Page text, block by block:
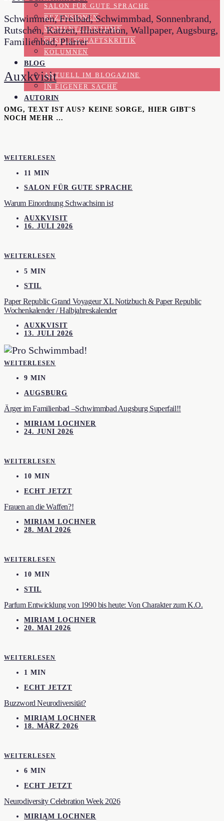
SALON FÜR GUTE SPRACHE
REZENSIONEN
MOMENTAUFNAHME
GESELLSCHAFTSKRITIK
KOLUMNEN
BLOG
AKTUELL IM BLOGAZINE
IN EIGENER SACHE
AUTORIN
Schwimmen, Freibad, Schwimmbad, Sonnenbrand,
Rutschen, Katzen, Illustration, Wallpaper, Augsburg,
Familienbad, Plärrer
Auxkvisit
OMG, TEXT IST AUS? KEINE SORGE, HIER GIBT'S
NOCH MEHR …
WEITERLESEN
11 MIN
SALON FÜR GUTE SPRACHE
Warum Einordnung Schwachsinn ist
AUXKVISIT
16. JULI 2026
WEITERLESEN
5 MIN
STIL
Paper Republic Grand Voyageur XL Notizbuch & Paper Republic
Wochenkalender / Halbjahreskalender
AUXKVISIT
13. JULI 2026
WEITERLESEN
9 MIN
AUGSBURG
Ärger im Familienbad –Schwimmbad Augsburg Superfail!!
MIRIAM LOCHNER
24. JUNI 2026
WEITERLESEN
10 MIN
ECHT JETZT
Frauen an die Waffen?!
MIRIAM LOCHNER
28. MAI 2026
WEITERLESEN
10 MIN
STIL
Parfum Entwicklung von 1990 bis heute: Von Charakter zum K.O.
MIRIAM LOCHNER
20. MAI 2026
WEITERLESEN
1 MIN
ECHT JETZT
Buzzword Neurodiversität?
MIRIAM LOCHNER
18. MÄRZ 2026
WEITERLESEN
6 MIN
ECHT JETZT
Neurodiversity Celebration Week 2026
MIRIAM LOCHNER